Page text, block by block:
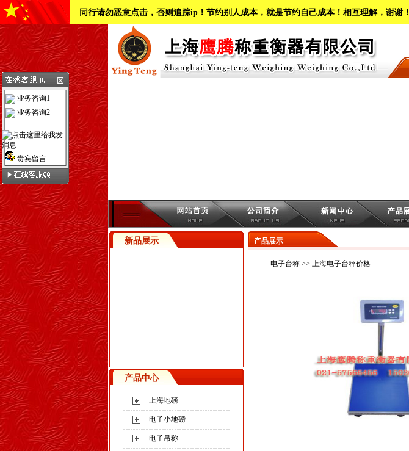
同行请勿恶意点击，否则追踪ip！节约别人成本，就是节约自己成本！相互理解，谢谢！
新品展示
产品中心
上海地磅
电子小地磅
电子吊称
产品展示
电子台称>> 上海电子台秤价格
业务咨询1
业务咨询2
贵宾留言